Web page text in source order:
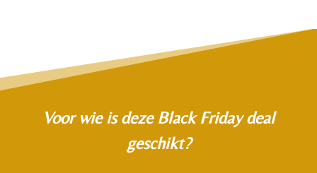
Voor wie is deze Black Friday deal
geschikt?